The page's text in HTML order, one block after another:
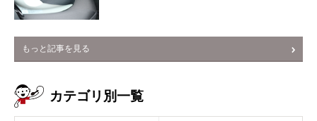
もっと記事を見る
カテゴリ別一覧